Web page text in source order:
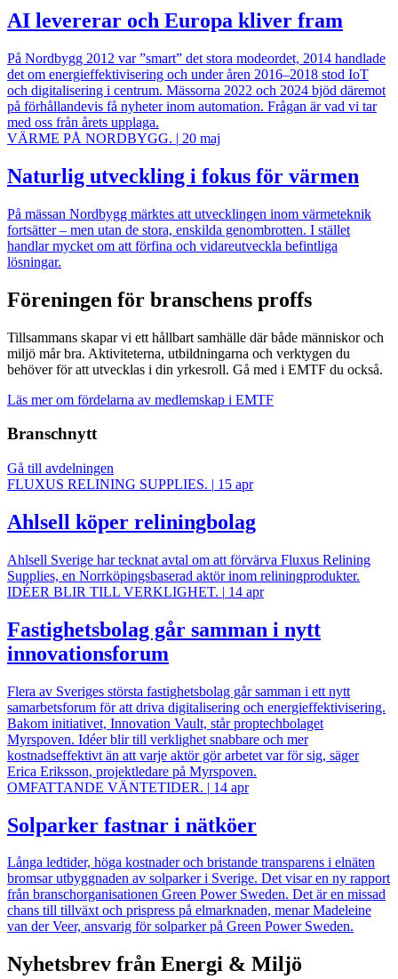
AI levererar och Europa kliver fram
På Nordbygg 2012 var ”smart” det stora modeordet, 2014 handlade
det om energieffektivisering och under åren 2016–2018 stod IoT
och digitalisering i centrum. Mässorna 2022 och 2024 bjöd däremot
på förhållandevis få nyheter inom automation. Frågan är vad vi tar
med oss från årets upplaga.
VÄRME PÅ NORDBYGG. | 20 maj
Naturlig utveckling i fokus för värmen
På mässan Nordbygg märktes att utvecklingen inom värmeteknik
fortsätter – men utan de stora, enskilda genombrotten. I stället
handlar mycket om att förfina och vidareutveckla befintliga
lösningar.
Föreningen för branschens proffs
Tillsammans skapar vi ett hållbart samhälle där både människor och
miljö mår bra. Aktiviteterna, utbildningarna och verktygen du
behöver för att utvecklas i din yrkesroll. Gå med i EMTF du också.
Läs mer om fördelarna av medlemskap i EMTF
Branschnytt
Gå till avdelningen
FLUXUS RELINING SUPPLIES. | 15 apr
Ahlsell köper reliningbolag
Ahlsell Sverige har tecknat avtal om att förvärva Fluxus Relining
Supplies, en Norrköpingsbaserad aktör inom reliningprodukter.
IDÉER BLIR TILL VERKLIGHET. | 14 apr
Fastighetsbolag går samman i nytt
innovationsforum
Flera av Sveriges största fastighetsbolag går samman i ett nytt
samarbetsforum för att driva digitalisering och energieffektivisering.
Bakom initiativet, Innovation Vault, står proptechbolaget
Myrspoven. Idéer blir till verklighet snabbare och mer
kostnadseffektivt än att varje aktör gör arbetet var för sig, säger
Erica Eriksson, projektledare på Myrspoven.
OMFATTANDE VÄNTETIDER. | 14 apr
Solparker fastnar i nätköer
Långa ledtider, höga kostnader och bristande transparens i elnäten
bromsar utbyggnaden av solparker i Sverige. Det visar en ny rapport
från branschorganisationen Green Power Sweden. Det är en missad
chans till tillväxt och prispress på elmarknaden, menar Madeleine
van der Veer, ansvarig för solparker på Green Power Sweden.
Nyhetsbrev från Energi & Miljö